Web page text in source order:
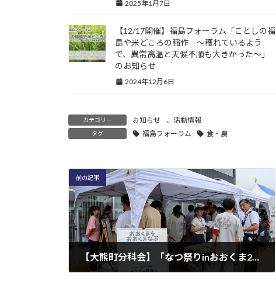
2025年1月7日
【12/17開催】福島フォーラム「ことしの福
島や米どころの稲作 ～穫れているよう
で、異常高温と天候不順も大きかった～」
のお知らせ
2024年12月6日
カテゴリー お知らせ 、 活動情報
タグ 福島フォーラム 食・農
前の記事
【大熊町分科会】「なつ祭りinおおくま2024」へ参加しました